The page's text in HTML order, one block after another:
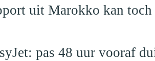
uit Marokko kan
pas 48 uur vooraf